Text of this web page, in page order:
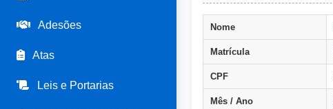
Adesões
Atas
Leis e Portarias
Nome
Matrícula
CPF
Mês / Ano